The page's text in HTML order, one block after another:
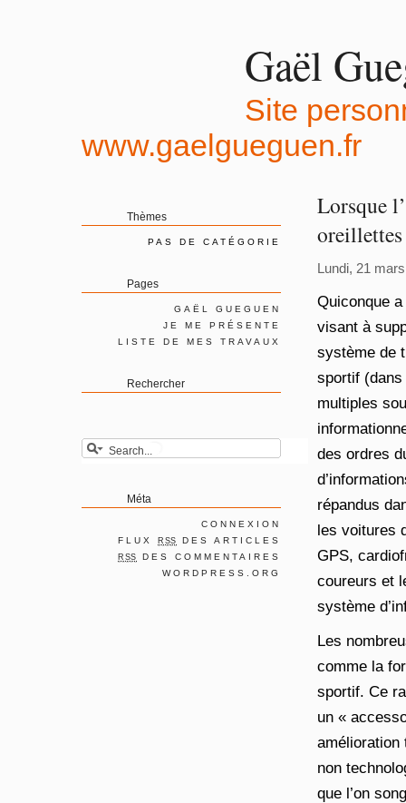
Gaël
Site
www.gaelgueguen.fr
Lorsque
Lundi, 21
Quiconque
visant à
système de
sportif
multiples
des ordres
répandus
les voitures
GPS,
coureurs et
système
Les
comme la
sportif. Ce
un «
amélioration
non
que l’on
Thèmes
PAS DE CATÉGORIE
Pages
GAËL GUEGUEN
JE ME PRÉSENTE
LISTE DE MES TRAVAUX
Rechercher
Méta
CONNEXION
FLUXRSS DES ARTICLES
RSS
DES COMMENTAIRES
WORDPRESS.ORG